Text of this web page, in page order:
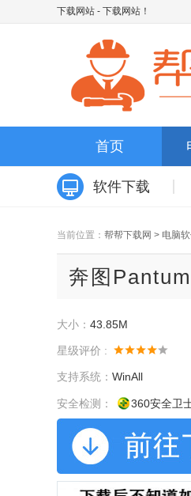
下载网站 - 下载网站！
首页
软件下载
当前位置： 帮帮下载网 > 电脑
奔图
大小： 43.85M
星级评价 :
支持系统： WinAll
安全检测： 360安全卫